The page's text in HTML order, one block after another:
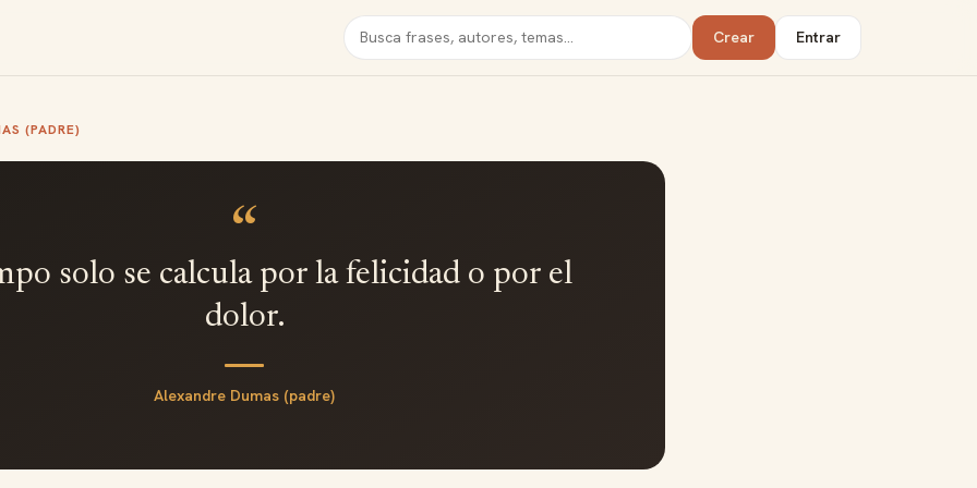
Buscar Crear Entrar
(PADRE)
“
solo se calcula por la felicidad o por el
dolor.
Alexandre Dumas (padre)